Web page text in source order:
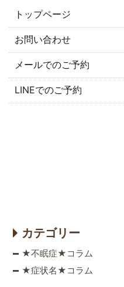
トップページ
お問い合わせ
メールでのご予約
LINEでのご予約
カテゴリー
★不眠症★コラム
★症状名★コラム